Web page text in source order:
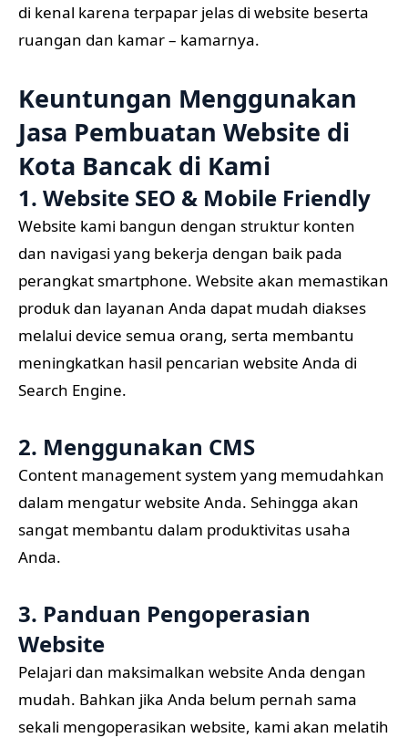
di kenal karena terpapar jelas di website beserta
ruangan dan kamar – kamarnya.
Keuntungan Menggunakan
Jasa Pembuatan Website di
Kota Bancak di Kami
1. Website SEO & Mobile Friendly
Website kami bangun dengan struktur konten
dan navigasi yang bekerja dengan baik pada
perangkat smartphone. Website akan memastikan
produk dan layanan Anda dapat mudah diakses
melalui device semua orang, serta membantu
meningkatkan hasil pencarian website Anda di
Search Engine.
2. Menggunakan CMS
Content management system yang memudahkan
dalam mengatur website Anda. Sehingga akan
sangat membantu dalam produktivitas usaha
Anda.
3. Panduan Pengoperasian
Website
Pelajari dan maksimalkan website Anda dengan
mudah. Bahkan jika Anda belum pernah sama
sekali mengoperasikan website, kami akan melatih